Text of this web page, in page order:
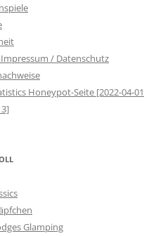
/ Datenschutz
Honeypot-Seite [2022-04-01
Glamping